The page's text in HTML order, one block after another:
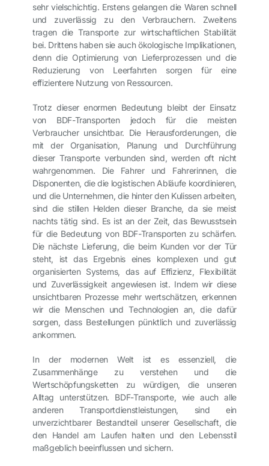
sehr vielschichtig. Erstens gelangen die Waren schnell
und zuverlässig zu den Verbrauchern. Zweitens
tragen die Transporte zur wirtschaftlichen Stabilität
bei. Drittens haben sie auch ökologische Implikationen,
denn die Optimierung von Lieferprozessen und die
Reduzierung von Leerfahrten sorgen für eine
effizientere Nutzung von Ressourcen.
Trotz dieser enormen Bedeutung bleibt der Einsatz
von BDF-Transporten jedoch für die meisten
Verbraucher unsichtbar. Die Herausforderungen, die
mit der Organisation, Planung und Durchführung
dieser Transporte verbunden sind, werden oft nicht
wahrgenommen. Die Fahrer und Fahrerinnen, die
Disponenten, die die logistischen Abläufe koordinieren,
und die Unternehmen, die hinter den Kulissen arbeiten,
sind die stillen Helden dieser Branche, da sie meist
nachts tätig sind. Es ist an der Zeit, das Bewusstsein
für die Bedeutung von BDF-Transporten zu schärfen.
Die nächste Lieferung, die beim Kunden vor der Tür
steht, ist das Ergebnis eines komplexen und gut
organisierten Systems, das auf Effizienz, Flexibilität
und Zuverlässigkeit angewiesen ist. Indem wir diese
unsichtbaren Prozesse mehr wertschätzen, erkennen
wir die Menschen und Technologien an, die dafür
sorgen, dass Bestellungen pünktlich und zuverlässig
ankommen.
In der modernen Welt ist es essenziell, die
Zusammenhänge zu verstehen und die
Wertschöpfungsketten zu würdigen, die unseren
Alltag unterstützen. BDF-Transporte, wie auch alle
anderen Transportdienstleistungen, sind ein
unverzichtbarer Bestandteil unserer Gesellschaft, die
den Handel am Laufen halten und den Lebensstil
maßgeblich beeinflussen und sichern.